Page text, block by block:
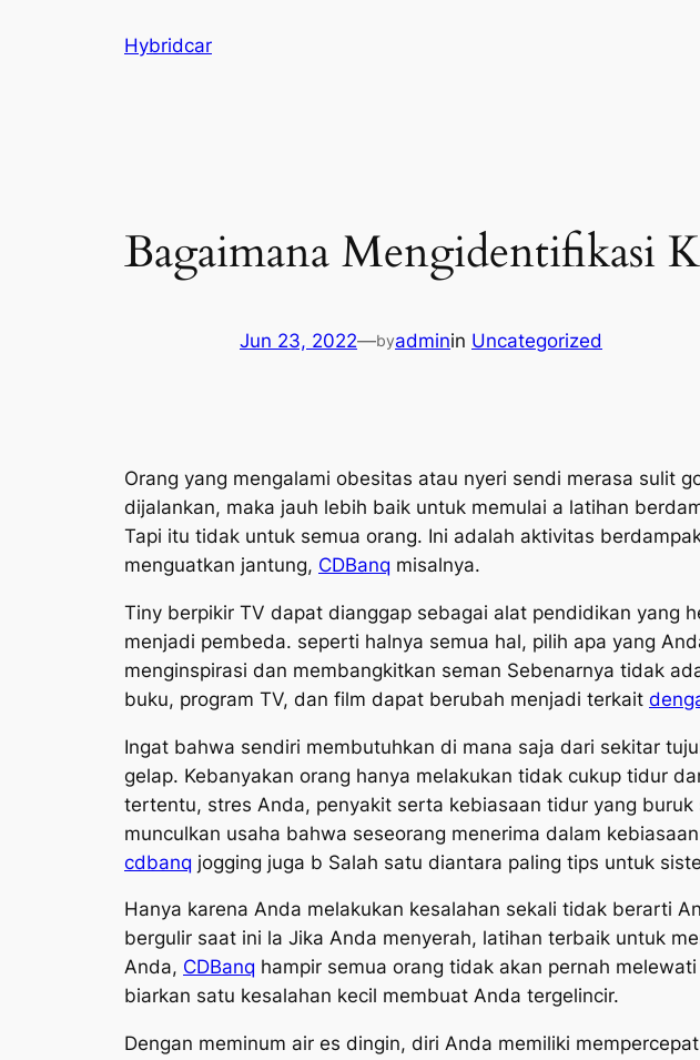
Hybridcar
Bagaimana Mengidentifikasi
Jun 23, 2022—byadminin Uncategorized
Orang yang mengalami obesitas atau nyeri sendi merasa sulit
dijalankan, maka jauh lebih baik untuk memulai a latihan
Tapi itu tidak untuk semua orang. Ini adalah aktivitas
menguatkan jantung, CDBanq misalnya.
Tiny berpikir TV dapat dianggap sebagai alat pendidikan yang
menjadi pembeda. seperti halnya semua hal, pilih apa yang
menginspirasi dan membangkitkan seman Sebenarnya tidak
buku, program TV, dan film dapat berubah menjadi terkait
Ingat bahwa sendiri membutuhkan di mana saja dari sekitar
gelap. Kebanyakan orang hanya melakukan tidak cukup tidur
tertentu, stres Anda, penyakit serta kebiasaan tidur yang
munculkan usaha bahwa seseorang menerima dalam
cdbanq jogging juga b Salah satu diantara paling tips untuk
Hanya karena Anda melakukan kesalahan sekali tidak berarti
bergulir saat ini la Jika Anda menyerah, latihan terbaik untuk
Anda, CDBanq hampir semua orang tidak akan pernah
biarkan satu kesalahan kecil membuat Anda tergelincir.
Dengan meminum air es dingin, diri Anda memiliki